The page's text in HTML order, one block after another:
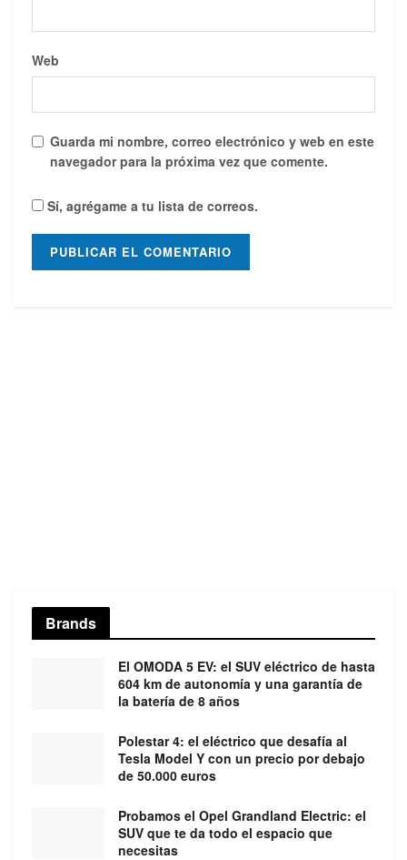
Web
Guarda mi nombre, correo electrónico y web en este
navegador para la próxima vez que comente.
Sí, agrégame a tu lista de correos.
Brands
El OMODA 5 EV: el SUV eléctrico de hasta
604 km de autonomía y una garantía de
la batería de 8 años
Polestar 4: el eléctrico que desafía al
Tesla Model Y con un precio por debajo
de 50.000 euros
Probamos el Opel Grandland Electric: el
SUV que te da todo el espacio que
necesitas